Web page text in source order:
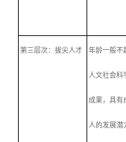
第三层次：拔尖人才 年龄一般不
人文社会科
成果，具有
人的发展潜